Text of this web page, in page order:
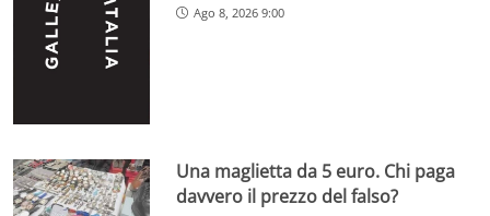
Ago 8, 2026 9:00
Una maglietta da 5 euro. Chi paga
davvero il prezzo del falso?